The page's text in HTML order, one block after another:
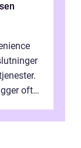
ofte